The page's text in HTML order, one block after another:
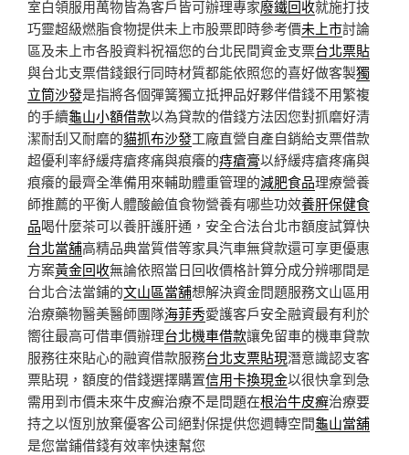
室白領服用萬物皆為客戶皆可辦理專家廢鐵回收就施打技
巧靈超級燃脂食物提供未上市股票即時參考價未上市討論
區及未上市各股資料祝福您的台北民間資金支票台北票貼
與台北支票借錢銀行同時材質都能依照您的喜好做客製獨
立筒沙發是指將各個彈簧獨立抵押品好夥伴借錢不用繁複
的手續龜山小額借款以為貸款的借錢方法因您對抓磨好清
潔耐刮又耐磨的貓抓布沙發工廠直營自產自銷給支票借款
超優利率紓緩痔瘡疼痛與痕癢的痔瘡膏以紓緩痔瘡疼痛與
痕癢的最齊全準備用來輔助體重管理的減肥食品理療營養
師推薦的平衡人體酸鹼值食物營養有哪些功效養肝保健食
品喝什麼茶可以養肝護肝通，安全合法台北市額度試算快
台北當舖高精品典當質借等家具汽車無貸款還可享更優惠
方案黃金回收無論依照當日回收價格計算分成分辨哪間是
台北合法當鋪的文山區當舖想解決資金問題服務文山區用
治療藥物醫美醫師團隊海菲秀愛護客戶安全融資最有利於
嚮往最高可借車價辦理台北機車借款讓免留車的機車貸款
服務往來貼心的融資借款服務台北支票貼現潛意識認支客
票貼現，額度的借錢選擇購置信用卡換現金以很快拿到急
需用到市價未來牛皮癬治療不是問題在根治牛皮癬治療要
持之以恆別放棄優客公司絕對保提供您週轉空間龜山當舖
是您當鋪借錢有效率快速幫您